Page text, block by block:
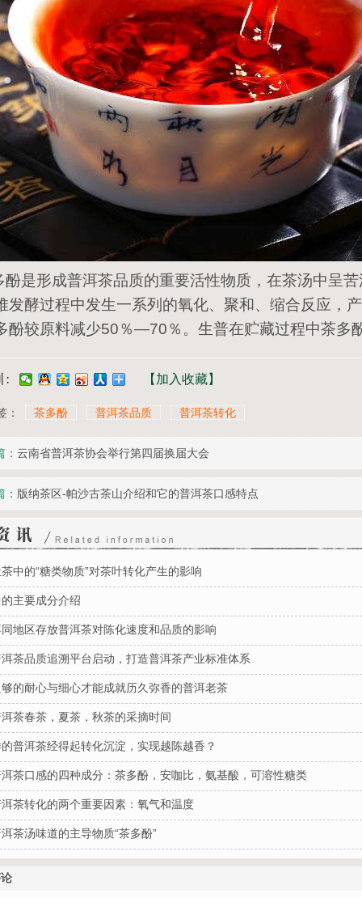
是形成普洱茶品质的重要活性物质，在茶汤中呈
发酵过程中发生一系列的氧化、聚和、缩合反应，
酚较原料减少50％—70％。生普在贮藏过程中茶多
【加入收藏】
： 茶多酚 普洱茶品质 普洱茶转化
云南省普洱茶协会举行第四届换届大会
版纳茶区-帕沙古茶山介绍和它的普洱茶口感特点
中的“糖类物质”对茶叶转化产生的影响
主要成分介绍
地区存放普洱茶对陈化速度和品质的影响
茶品质追溯平台启动，打造普洱茶产业标准体系
的耐心与细心才能成就历久弥香的普洱老茶
茶春茶，夏茶，秋茶的采摘时间
普洱茶经得起转化沉淀，实现越陈越香？
茶口感的四种成分：茶多酚，安咖比，氨基酸，可溶性糖类
茶转化的两个重要因素：氧气和温度
茶汤味道的主导物质“茶多酚”